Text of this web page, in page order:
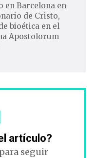
en Barcelona en
de Cristo,
bioética en el
Apostolorum
artículo?
seguir